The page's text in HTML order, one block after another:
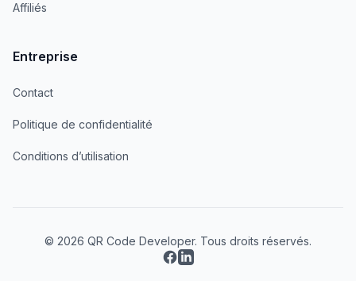
Affiliés
Entreprise
Contact
Politique de confidentialité
Conditions d’utilisation
© 2026 QR Code Developer. Tous droits réservés.